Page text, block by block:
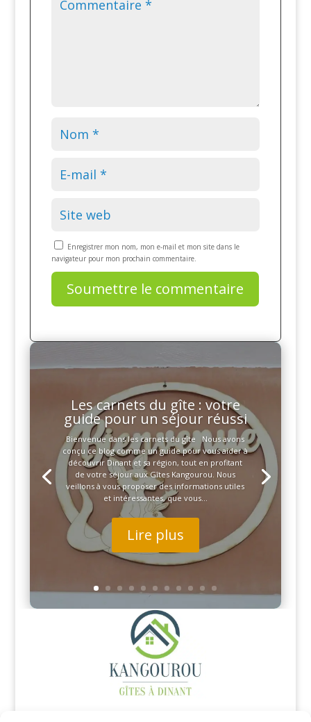
Enregistrer mon nom, mon e-mail et mon site dans le
navigateur pour mon prochain commentaire.
Soumettre le commentaire
Les carnets du gîte : votre
guide pour un séjour réussi
Bienvenue dans les carnets du gîte Nous avons
conçu ce blog comme un guide pour vous aider à
découvrir Dinant et sa région, tout en profitant
de votre séjour aux Gîtes Kangourou. Nous
veillons à vous proposer des informations utiles
et intéressantes, que vous...
Lire plus